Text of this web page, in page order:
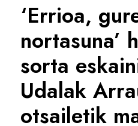
‘Errioa,
nortasuna’
sorta
Udalak
otsailetik